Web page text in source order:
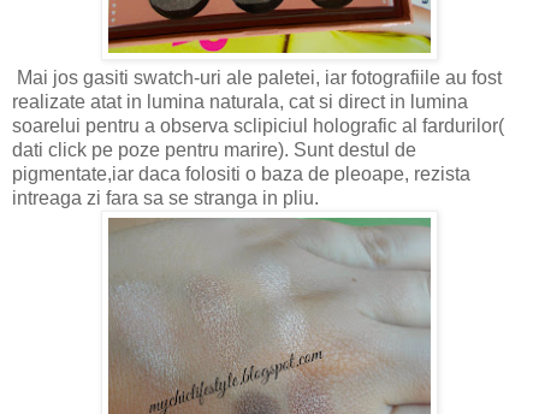
Mai jos gasiti swatch-uri ale paletei, iar fotografiile au fost
realizate atat in lumina naturala, cat si direct in lumina
soarelui pentru a observa sclipiciul holografic al fardurilor(
dati click pe poze pentru marire). Sunt destul de
pigmentate,iar daca folositi o baza de pleoape, rezista
intreaga zi fara sa se stranga in pliu.